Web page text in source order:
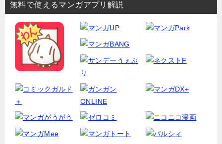
無料で使えるマンガアプリ解説